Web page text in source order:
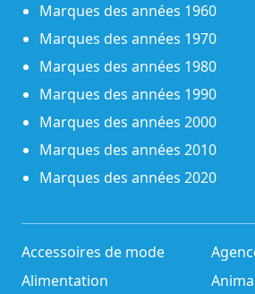
Marques des années 1960
Marques des années 1970
Marques des années 1980
Marques des années 1990
Marques des années 2000
Marques des années 2010
Marques des années 2020
Accessoires de mode
Alimentation